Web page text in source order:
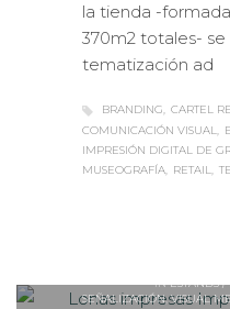
la tienda -
370m2 totales-
tematización ad
BRANDING
CARTEL
COMUNICACIÓN VISUAL
IMPRESIÓN DIGITAL DE
MUSEOGRAFÍA
RETAIL
IN ESTANDS /
SEÑALIZACIÓN,VISUAL